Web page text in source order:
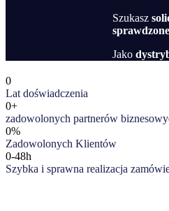
Szukasz
Jako
0
Lat doświadczenia
0+
zadowolonych partnerów
0%
Zadowolonych Klientów
0-48h
Szybka i sprawna realizacja